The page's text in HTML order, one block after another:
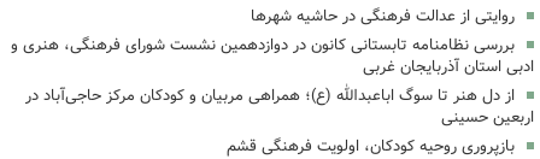
روایتی از عدالت فرهنگی در حاشیه شهرها
بررسی نظامنامه تابستانی کانون در دوازدهمین نشست شورای فرهنگی، هنری و
ادبی استان آذربایجان غربی
از دل هنر تا سوگ اباعبدالله (ع)؛ همراهی مربیان و کودکان مرکز حاجی‌آباد در
اربعین حسینی
بازپروری روحیه کودکان، اولویت فرهنگی قشم